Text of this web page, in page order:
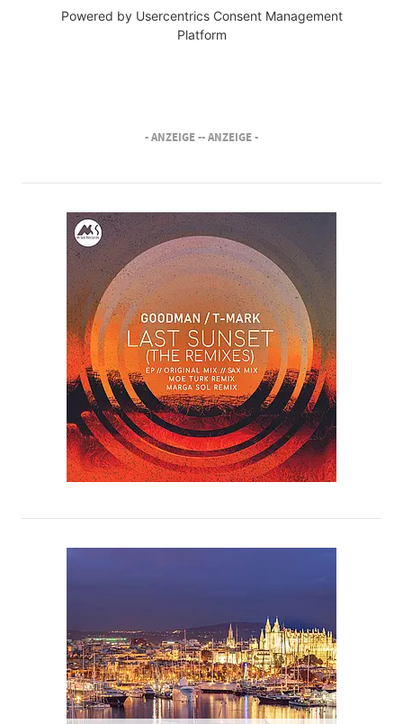
Powered by Usercentrics Consent Management
Platform
- ANZEIGE -- ANZEIGE -